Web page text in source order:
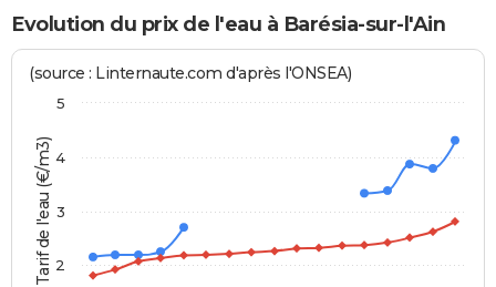
Evolution du prix de l'eau à Barésia-sur-l'Ain
Tarif de l'eau (€/m3)
(source : Linternaute.com d'après l'ONSEA)
2
3
4
5